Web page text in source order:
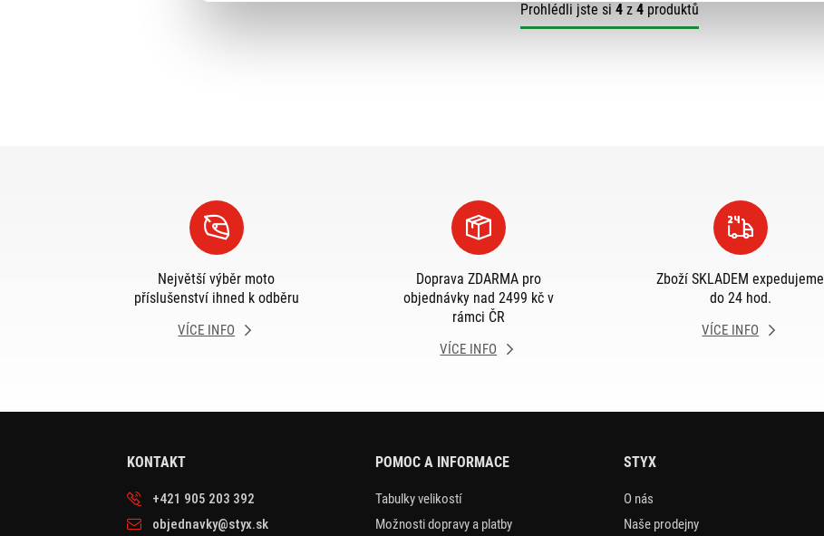
Prohlédli jste si 4z 4produktů
Největší výběr moto
příslušenství ihned k odběru
VÍCE INFO
Doprava ZDARMA pro
objednávky nad 2499 kč v
rámci ČR
VÍCE INFO
Zboží SKLADEM expedujeme
do 24 hod.
VÍCE INFO
KONTAKT
+421 905 203 392
objednavky@styx.sk
POMOC A INFORMACE
Tabulky velikostí
Možnosti dopravy a platby
STYX
O nás
Naše prodejny